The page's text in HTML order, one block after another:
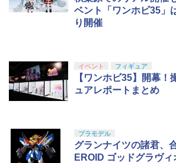
ベント「ワンホビ35」
り開催
イベント フィギュア
【ワンホビ35】開幕！
ュアレポートまとめ
プラモデル
グランナイツの諸君、
EROID ゴッドグラヴ